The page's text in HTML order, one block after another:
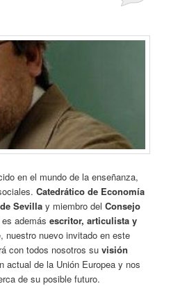
en el mundo de la enseñanza,
Catedrático de Economía
Sevilla y miembro delConsejo
es ademásescritor, articulista y
nuestro nuevo invitado en este
con todos nosotros suvisión
actual de la Unión Europea y nos
de su posible futuro.